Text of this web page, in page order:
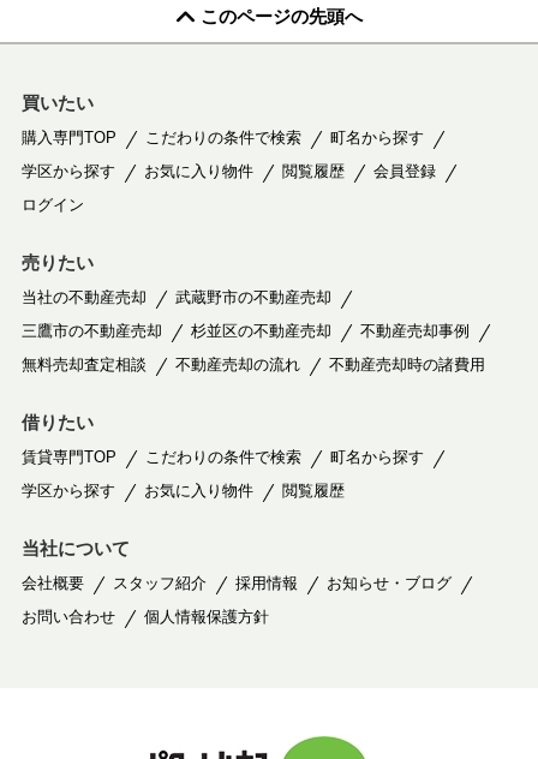
このページの先頭へ
買いたい
購入専門TOP こだわりの条件で検索
町名から探す
学区から探す
お気に入り物件 閲覧履歴
会員登録
ログイン
売りたい
当社の不動産売却
武蔵野市の不動産売却
三鷹市の不動産売却
杉並区の不動産売却
不動産売却事例
無料売却査定相談
不動産売却の流れ 不動産売却時の諸費用
借りたい
賃貸専門TOP こだわりの条件で検索
町名から探す
学区から探す
お気に入り物件 閲覧履歴
当社について
会社概要 スタッフ紹介 採用情報
お知らせ・ブログ
お問い合わせ
個人情報保護方針